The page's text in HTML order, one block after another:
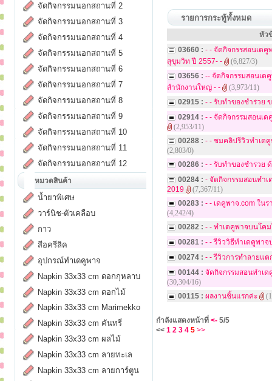
จัดกิจกรรมนอกสถานที่ 2
จัดกิจกรรมนอกสถานที่ 3
จัดกิจกรรมนอกสถานที่ 4
จัดกิจกรรมนอกสถานที่ 5
จัดกิจกรรมนอกสถานที่ 6
จัดกิจกรรมนอกสถานที่ 7
จัดกิจกรรมนอกสถานที่ 8
จัดกิจกรรมนอกสถานที่ 9
จัดกิจกรรมนอกสถานที่ 10
จัดกิจกรรมนอกสถานที่ 11
จัดกิจกรรมนอกสถานที่ 12
หมวดสินค้า
น้ำยาพิเศษ
วาร์นิช-ตัวเคลือบ
กาว
สีอครีลิค
อุปกรณ์ทำเดคูพาจ
Napkin 33x33 cm ดอกกุหลาบ
Napkin 33x33 cm ดอกไม้
Napkin 33x33 cm Marimekko
Napkin 33x33 cm คันทรี่
Napkin 33x33 cm ผลไม้
Napkin 33x33 cm ลายทะเล
Napkin 33x33 cm ลายการ์ตูน
รายการกระทู้ทั้งหมด
หัว
03660 : - - จัดกิจกรรสอนเด
สุขุมวิท ปี 2557- -
(6,827/3)
03656 : -- จัดกิจกรรมสอนเด
สำนักงานใหญ่ - -
(3,973/11)
02915 : - - รับทำของชำร่วย
02914 : - - จัดกิจกรรมสอนเด
(2,953/11)
00288 : - - ชมคลิปรีวิวทำเด
(2,803/0)
00286 : - - รับทำของชำรวย
00284 : - จัดกิจกรรมสอนทำ
2019
(7,367/11)
00283 : - - เดคูพาจ.com ใน
(4,242/4)
00282 : - - ทำเดคูพาจบนโค
00281 : - - รีวิววิธีทำเดคูพา
00274 : - - รีวิวการทำลายแ
00144 : จัดกิจกรรมสอนทำเ
(30,304/16)
00115 : ผลงานชิ้นแรกค่ะ
กำลังแสดงหน้าที่ <- 5/5
<< 1 2 3 4 5 >>